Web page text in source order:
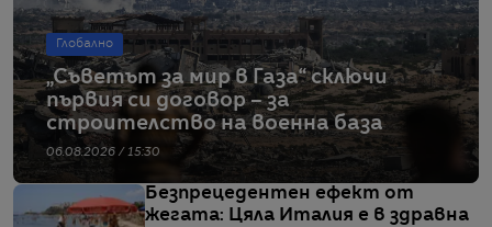
Глобално
„Съветът за мир в Газа“ сключи
първия си договор – за
строителство на военна база
06.08.2026 / 15:30
Безпрецедентен ефект от
жегата: Цяла Италия е в здравна